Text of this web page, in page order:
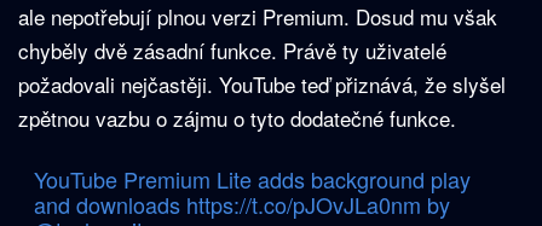
ale nepotřebují plnou verzi Premium. Dosud mu však
chyběly dvě zásadní funkce. Právě ty uživatelé
požadovali nejčastěji. YouTube teď přiznává, že slyšel
zpětnou vazbu o zájmu o tyto dodatečné funkce.
YouTube Premium Lite adds background play
and downloads https://t.co/pJOvJLa0nm by